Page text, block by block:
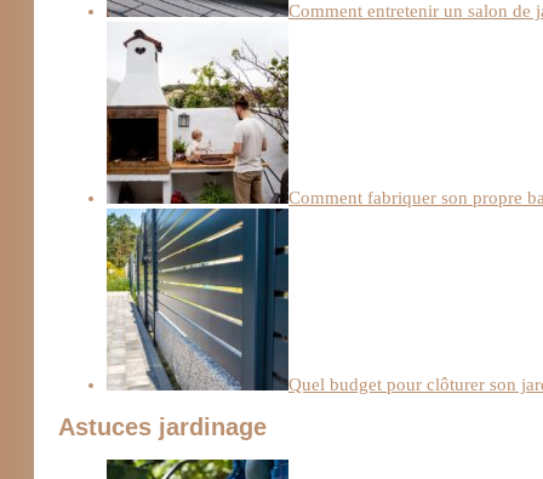
Comment entretenir un salon de
Comment fabriquer son propre
Quel budget pour clôturer son
Astuces jardinage